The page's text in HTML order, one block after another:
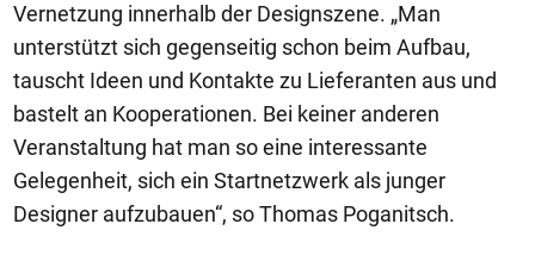
Vernetzung innerhalb der Designszene. „Man
unterstützt sich gegenseitig schon beim Aufbau,
tauscht Ideen und Kontakte zu Lieferanten aus und
bastelt an Kooperationen. Bei keiner anderen
Veranstaltung hat man so eine interessante
Gelegenheit, sich ein Startnetzwerk als junger
Designer aufzubauen“, so Thomas Poganitsch.